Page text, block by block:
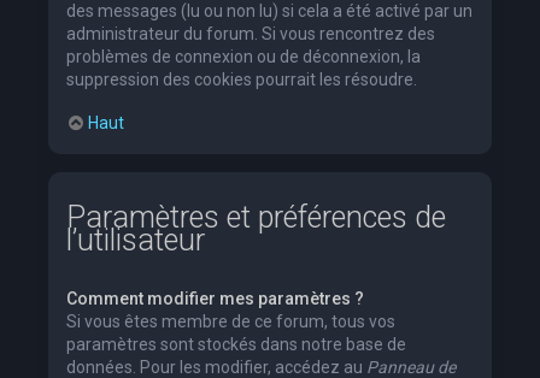
des messages (lu ou non lu) si cela a été activé par un
administrateur du forum. Si vous rencontrez des
problèmes de connexion ou de déconnexion, la
suppression des cookies pourrait les résoudre.
Haut
Paramètres et préférences de
l’utilisateur
Comment modifier mes paramètres ?
Si vous êtes membre de ce forum, tous vos
paramètres sont stockés dans notre base de
données. Pour les modifier, accédez au Panneau de